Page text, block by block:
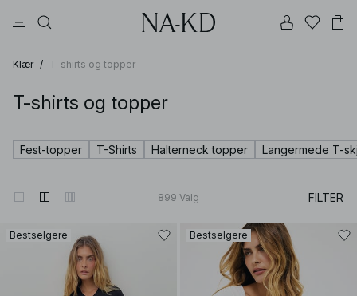
Klær / T-shirts og topper
T-shirts og topper
Fest-topper T-Shirts Halterneck topper Langermede T-
899 Valg FILTER
Bestselgere Bestselgere